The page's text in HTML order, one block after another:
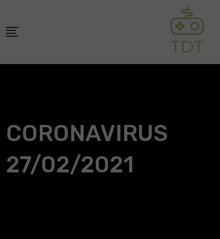
content
CORONAVIRUS
27/02/2021